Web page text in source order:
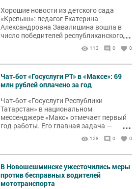
Хорошие новости из детского сада
«Крепыш»: педагог Екатерина
Александровна Завалишина вошла в
число победителей республиканского
конкурса «Наш новый воспитатель».
...
113 0 0
Чат‑бот «Госуслуги РТ» в «Максе»: 69
млн рублей оплачено за год
Чат‑бот «Госуслуги Республики
Татарстан» в национальном
мессенджере «Макс» отмечает первый
год работы. Его главная задача —
сделать госуслуги максимально
удобными: не нужно переключаться
...
128 0 0
В Новошешминске ужесточились меры
против бесправных водителей
мототранспорта